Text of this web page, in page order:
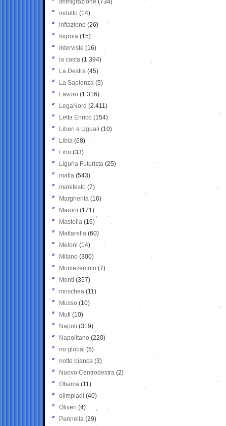
Immigrazione (734)
indulto (14)
inflazione (26)
Ingroia (15)
Interviste (16)
la casta (1.394)
La Destra (45)
La Sapienza (5)
Lavoro (1.316)
LegaNord (2.411)
Letta Enrico (154)
Liberi e Uguali (10)
Libia (68)
Libri (33)
Liguria Futurista (25)
mafia (543)
manifesto (7)
Margherita (16)
Maroni (171)
Mastella (16)
Mattarella (60)
Meloni (14)
Milano (300)
Montezemolo (7)
Monti (357)
moschea (11)
Musso (10)
Muti (10)
Napoli (319)
Napolitano (220)
no global (5)
notte bianca (3)
Nuovo Centrodestra (2)
Obama (11)
olimpiadi (40)
Oliveri (4)
Pannella (29)